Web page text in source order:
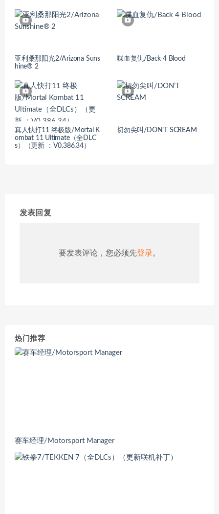
亚利桑那阳光2/Arizona Suns
hine® 2
喋血复仇/Back 4 Blood
真人快打11 终极版/Mortal K
ombat 11 Ultimate（全DLC
s）（更新 ：V0.386.34）
切勿尖叫/DON’T SCREAM
发表回复
要发表评论，您必须先登录。
热门推荐
赛车经理/Motorsport Manager